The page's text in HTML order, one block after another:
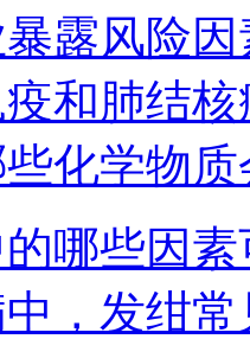
露风险
和肺结
化学物
哪些因
，发绀